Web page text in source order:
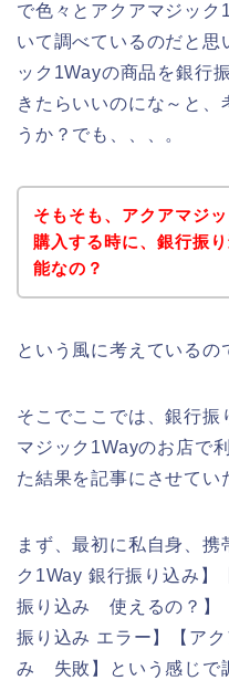
で色々とアクアマジック
いて調べているのだと思
ック1Wayの商品を銀行
きたらいいのにな～と、
うか？でも、、、。
そもそも、アクアマジ
購入する時に、銀行振
能なの？
という風に考えているの
そこでここでは、銀行振
マジック1Wayのお店で
た結果を記事にさせてい
まず、最初に私自身、携
ク1Way 銀行振り込み】
振り込み 使えるの？】
振り込み エラー】【ア
み 失敗】という感じで